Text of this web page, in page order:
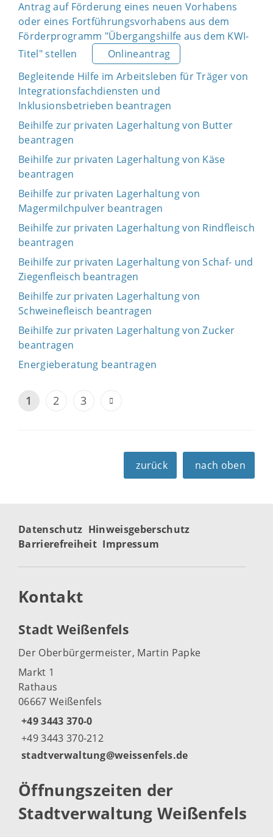
Antrag auf Förderung eines neuen Vorhabens
oder eines Fortführungsvorhabens aus dem
Förderprogramm "Übergangshilfe aus dem KWI-
Titel" stellen
Onlineantrag
Begleitende Hilfe im Arbeitsleben für Träger von
Integrationsfachdiensten und
Inklusionsbetrieben beantragen
Beihilfe zur privaten Lagerhaltung von Butter
beantragen
Beihilfe zur privaten Lagerhaltung von Käse
beantragen
Beihilfe zur privaten Lagerhaltung von
Magermilchpulver beantragen
Beihilfe zur privaten Lagerhaltung von Rindfleisch
beantragen
Beihilfe zur privaten Lagerhaltung von Schaf- und
Ziegenfleisch beantragen
Beihilfe zur privaten Lagerhaltung von
Schweinefleisch beantragen
Beihilfe zur privaten Lagerhaltung von Zucker
beantragen
Energieberatung beantragen
1 2 3
zurück nach oben
Datenschutz Hinweisgeberschutz
Barrierefreiheit Impressum
Kontakt
Stadt Weißenfels
Der Oberbürgermeister, Martin Papke
Markt 1
Rathaus
06667 Weißenfels
+49 3443 370-0
+49 3443 370-212
stadtverwaltung@weissenfels.de
Öffnungszeiten der
Stadtverwaltung Weißenfels